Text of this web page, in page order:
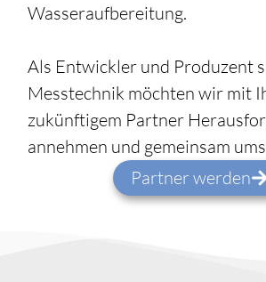
Wasseraufbereitung.
Als Entwickler und Produzent
Messtechnik möchten wir mit
zukünftigem Partner
annehmen und gemeinsam
Partner werden